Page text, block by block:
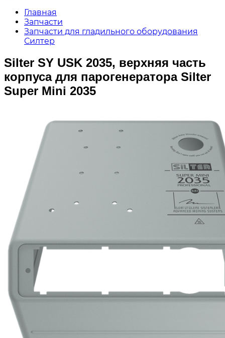
Главная
Запчасти
Запчасти для гладильного оборудования
Силтер
Silter SY USK 2035, верхняя часть
корпуса для парогенератора Silter
Super Mini 2035